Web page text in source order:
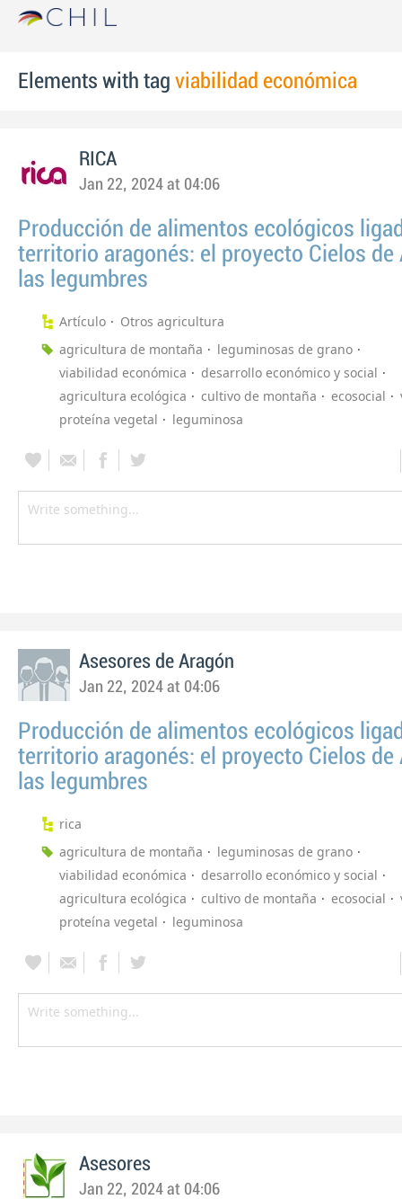
Elements with tag viabilidad económica
RICA
Jan 22, 2024 at 04:06
Producción de alimentos ecológicos
territorio aragonés: el proyecto Cielos de
las legumbres
Artículo
Otros agricultura
agricultura de montaña
leguminosas de grano
viabilidad económica
desarrollo económico y social
agricultura ecológica
cultivo de montaña ecosocial
proteína vegetal
leguminosa
Asesores de Aragón
Jan 22, 2024 at 04:06
Producción de alimentos ecológicos
territorio aragonés: el proyecto Cielos de
las legumbres
rica
agricultura de montaña
leguminosas de grano
viabilidad económica
desarrollo económico y social
agricultura ecológica
cultivo de montaña ecosocial
proteína vegetal
leguminosa
Asesores
Jan 22, 2024 at 04:06